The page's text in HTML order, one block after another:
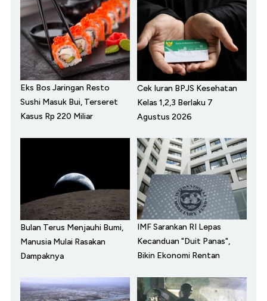
Eks Bos Jaringan Resto
Sushi Masuk Bui, Terseret
Kasus Rp 220 Miliar
Cek Iuran BPJS Kesehatan
Kelas 1,2,3 Berlaku 7
Agustus 2026
Bulan Terus Menjauhi Bumi,
Manusia Mulai Rasakan
Dampaknya
IMF Sarankan RI Lepas
Kecanduan "Duit Panas",
Bikin Ekonomi Rentan